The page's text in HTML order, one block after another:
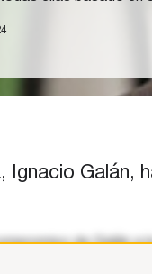
Ignacio
de Galán a